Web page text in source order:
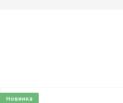
Новинка